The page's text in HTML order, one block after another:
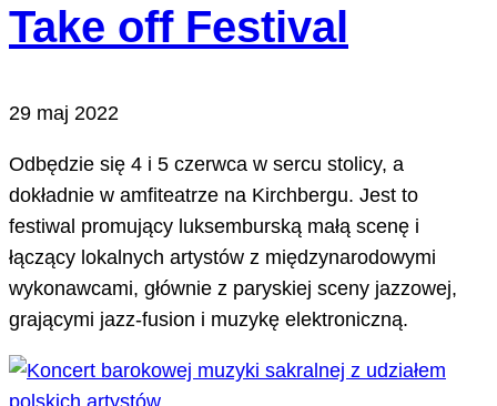
Take off Festival
29 maj 2022
Odbędzie się 4 i 5 czerwca w sercu stolicy, a
dokładnie w amfiteatrze na Kirchbergu. Jest to
festiwal promujący luksemburską małą scenę i
łączący lokalnych artystów z międzynarodowymi
wykonawcami, głównie z paryskiej sceny jazzowej,
grającymi jazz-fusion i muzykę elektroniczną.